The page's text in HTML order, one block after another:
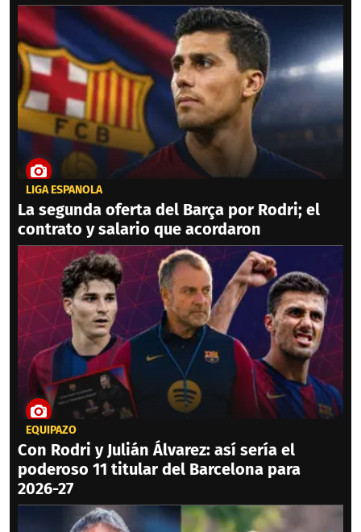
LIGA ESPAÑOLA
La segunda oferta del Barça por Rodri; el
contrato y salario que acordaron
EQUIPAZO
Con Rodri y Julián Álvarez: así sería el
poderoso 11 titular del Barcelona para
2026-27